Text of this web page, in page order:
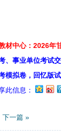
材中心：2026年
、事业单位考试
模拟卷，回忆版
此信息：
下一篇 »